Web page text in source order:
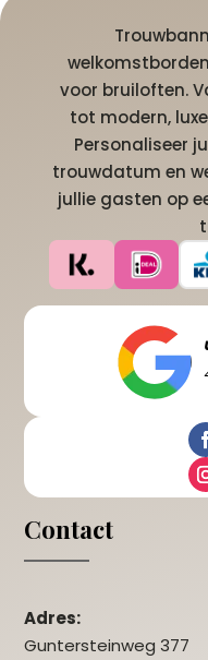
voor bruiloften.
tot modern,
Personaliseer
trouwdatum en
jullie gasten op
Contact
Adres:
Guntersteinweg 377